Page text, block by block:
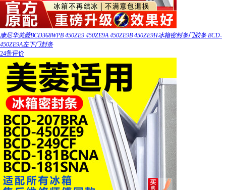
康尼华美菱BCD368WPB 450ZE9 450ZE9A 450ZE9B 450ZE9H冰箱密封条门胶条 BCD-
450ZE9A左下门封条
24条评价